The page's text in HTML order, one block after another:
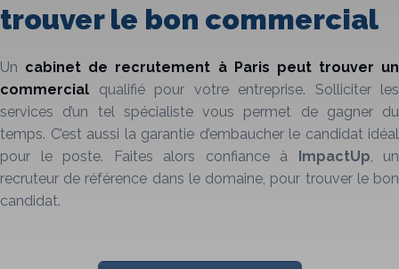
trouver le bon commercial
Un cabinet de recrutement à Paris peut trouver un
commercial qualifié pour votre entreprise. Solliciter les
services d’un tel spécialiste vous permet de gagner du
temps. C’est aussi la garantie d’embaucher le candidat idéal
pour le poste. Faites alors confiance à
ImpactUp, un
recruteur de référence dans le domaine, pour trouver le bon
candidat.